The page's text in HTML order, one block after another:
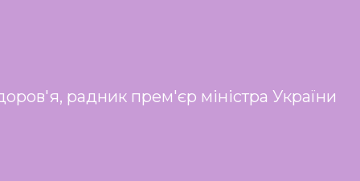
радник прем'єр міністра України